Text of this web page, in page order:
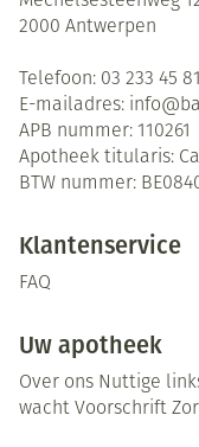
2000 Antwerpen
Telefoon: 03 233 45 81
E-mailadres: info@
APB nummer: 110261
Apotheek titularis:
BTW nummer:
Klantenservice
FAQ
Uw apotheek
Over ons Nuttige
wacht Voorschrift